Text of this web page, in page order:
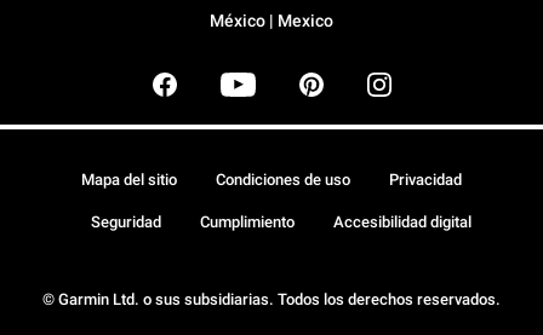
México | Mexico
© Garmin Ltd. o sus subsidiarias. Todos los derechos reservados.
Mapa del sitio Condiciones de uso Privacidad
Seguridad Cumplimiento Accesibilidad digital